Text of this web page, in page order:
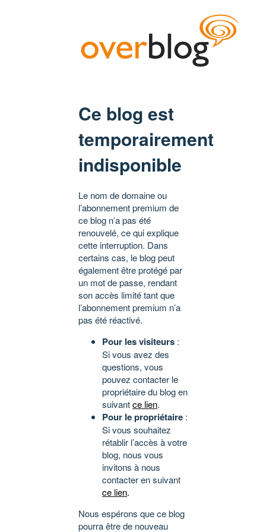
Ce blog est
temporairement
indisponible
Le nom de domaine ou
l’abonnement premium de
ce blog n’a pas été
renouvelé, ce qui explique
cette interruption. Dans
certains cas, le blog peut
également être protégé par
un mot de passe, rendant
son accès limité tant que
l’abonnement premium n’a
pas été réactivé.
Pour les visiteurs :
Si vous avez des
questions, vous
pouvez contacter le
propriétaire du blog en
suivantce lien.
Pour le propriétaire :
Si vous souhaitez
rétablir l’accès à votre
blog, nous vous
invitons à nous
contacter en suivant
ce lien.
Nous espérons que ce blog
pourra être de nouveau